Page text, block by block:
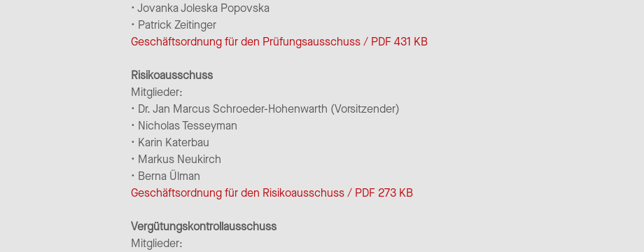
• Jovanka Joleska Popovska
• Patrick Zeitinger
Geschäftsordnung für den Prüfungsausschuss / PDF 431 KB
Risikoausschuss
Mitglieder:
• Dr. Jan Marcus Schroeder-Hohenwarth (Vorsitzender)
• Nicholas Tesseyman
• Karin Katerbau
• Markus Neukirch
• Berna Ülman
Geschäftsordnung für den Risikoausschuss / PDF 273 KB
Vergütungskontrollausschuss
Mitglieder: